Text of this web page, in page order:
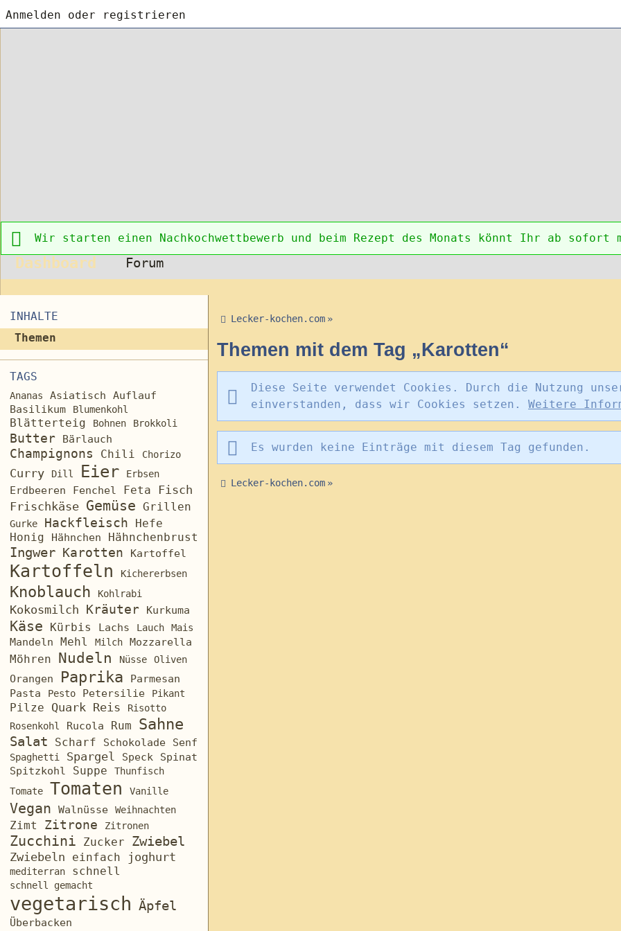
Anmelden oder registrieren
Wir starten einen Nachkochwettbewerb und beim Rezept des Monats könnt Ihr ab sofort mit
Dashboard Forum
INHALTE
Themen
TAGS
Ananas Asiatisch Auflauf
Basilikum Blumenkohl
Blätterteig Bohnen Brokkoli
Butter Bärlauch
Champignons Chili Chorizo
Curry Dill Eier Erbsen
Erdbeeren Fenchel Feta
Fisch
Frischkäse Gemüse Grillen
Gurke Hackfleisch
Hefe
Honig
Hähnchen Hähnchenbrust
Ingwer Karotten Kartoffel
Kartoffeln Kichererbsen
Knoblauch Kohlrabi
Kokosmilch Kräuter Kurkuma
Käse Kürbis Lachs Lauch
Mais
Mandeln
Mehl Milch Mozzarella
Möhren Nudeln Nüsse Oliven
Orangen Paprika
Parmesan
Pasta
Pesto Petersilie Pikant
Pilze Quark Reis
Risotto
Rosenkohl
Rucola Rum Sahne
Salat Scharf Schokolade Senf
Spaghetti Spargel Speck Spinat
Spitzkohl Suppe
Thunfisch
Tomate
Tomaten Vanille
Vegan Walnüsse Weihnachten
Zimt Zitrone Zitronen
Zucchini Zucker Zwiebel
Zwiebeln einfach joghurt
mediterran schnell
schnell gemacht
vegetarisch Äpfel
Überbacken
Lecker-kochen.com »
Themen mit dem Tag „Karotten“
Diese Seite verwendet Cookies. Durch die Nutzung
einverstanden, dass wir Cookies setzen. Weitere
Es wurden keine Einträge mit diesem Tag gefunden.
Lecker-kochen.com »